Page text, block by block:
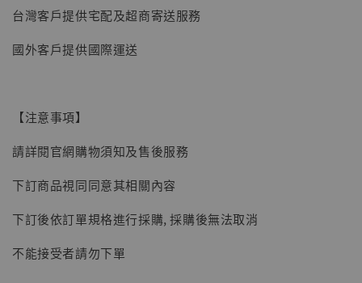
【現貨】BJSTUDIO 1/6系列可動蒐藏人偶 讓
NT$ 4,980
NT$ 5,300
台灣客戶提供宅配及超商寄送服務
國外客戶提供國際運送
【注意事項】
請詳閱官網購物須知及售後服務
下訂商品視同同意其相關內容
下訂後依訂單規格進行採購, 採購後無法取消
不能接受者請勿下單